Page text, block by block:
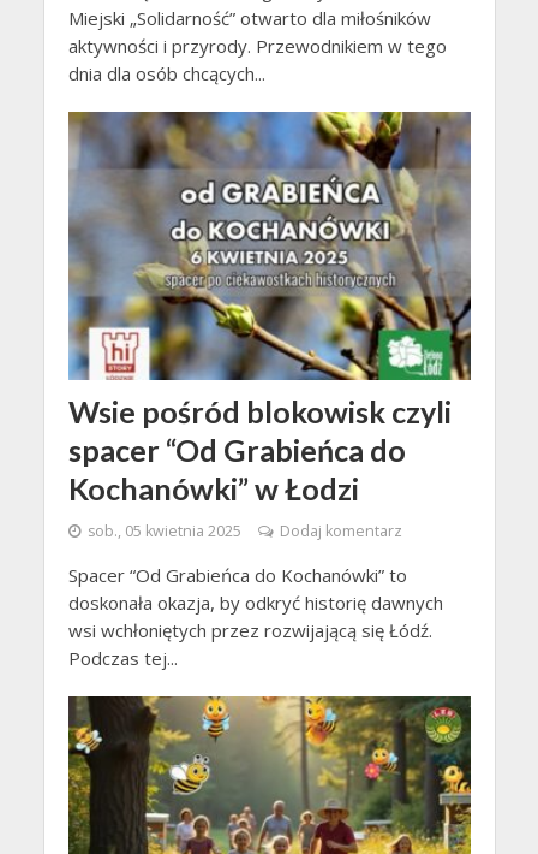
Miejski „Solidarność” otwarto dla miłośników
aktywności i przyrody. Przewodnikiem w tego
dnia dla osób chcących...
Wsie pośród blokowisk czyli
spacer “Od Grabieńca do
Kochanówki” w Łodzi
sob., 05 kwietnia 2025 Dodaj komentarz
Spacer “Od Grabieńca do Kochanówki” to
doskonała okazja, by odkryć historię dawnych
wsi wchłoniętych przez rozwijającą się Łódź.
Podczas tej...